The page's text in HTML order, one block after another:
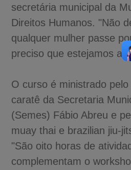
secretária municipal da
Direitos Humanos. "Não
qualquer mulher passe
preciso que estejamos
O curso é ministrado
caratê da Secretaria
(Semes) Fábio Abreu e
muay thai e brazilian jiu-
"São oito horas de
complementam o